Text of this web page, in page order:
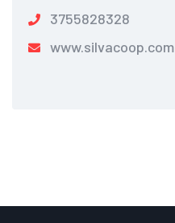
3755828328
www.silvacoop.com